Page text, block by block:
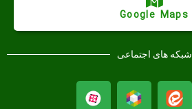
Google Maps
شبکه های اجتماعی